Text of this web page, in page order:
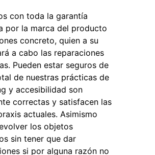
con toda la garantía
por la marca del producto
concreto, quien a su
a cabo las reparaciones
Pueden estar seguros de
de nuestras prácticas de
y accesibilidad son
correctas y satisfacen las
actuales. Asimismo
los objetos
sin tener que dar
si por alguna razón no